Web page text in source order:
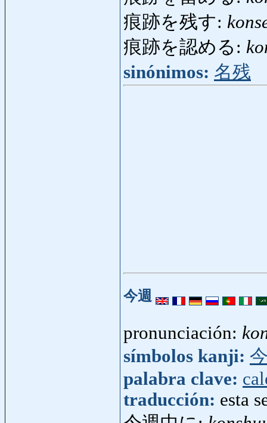
痕跡を残す:
痕跡を認める:
sinónimos: 名残
今週
pronunciación:
símbolos kanji:
palabra clave:
traducción: esta